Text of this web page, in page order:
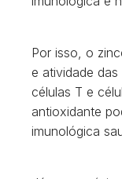
Por isso, o
e atividade
células T e
antioxidante
imunológica